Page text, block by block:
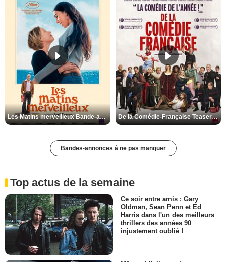
Les Matins merveilleux Bande-annonce VF De la Comédie-Française Teaser VF
Bandes-annonces à ne pas manquer
Top actus de la semaine
Ce soir entre amis : Gary
Oldman, Sean Penn et Ed
Harris dans l'un des meilleurs
thrillers des années 90
injustement oublié !